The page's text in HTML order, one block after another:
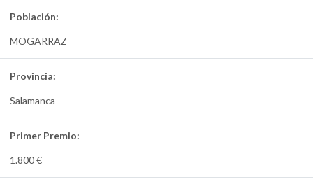
Población:
MOGARRAZ
Provincia:
Salamanca
Primer Premio:
1.800 €